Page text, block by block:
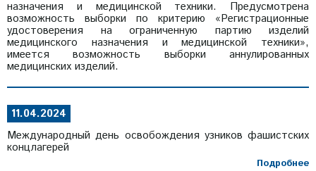
назначения и медицинской техники. Предусмотрена
возможность выборки по критерию «Регистрационные
удостоверения на ограниченную партию изделий
медицинского назначения и медицинской техники»,
имеется возможность выборки аннулированных
медицинских изделий.
11.04.2024
Международный день освобождения узников фашистских
концлагерей
Подробнее